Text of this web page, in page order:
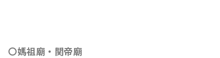
〇媽祖廟・関帝廟